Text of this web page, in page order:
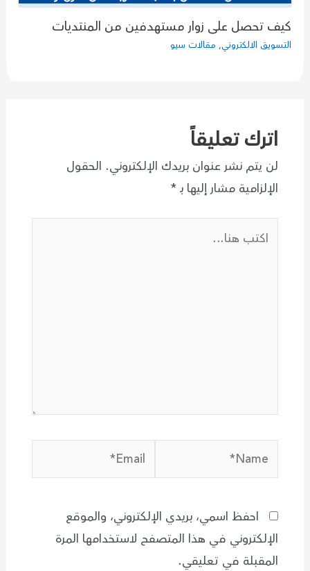
كيف تحصل على زوار مستهدفين من المنتديات
التسويق الالكتروني, مقالات سيو
اترك تعليقاً
لن يتم نشر عنوان بريدك الإلكتروني. الحقول
الإلزامية مشار إليها بـ*
Email*
احفظ اسمي، بريدي الإلكتروني، والموقع
الإلكتروني في هذا المتصفح لاستخدامها المرة
المقبلة في تعليقي.